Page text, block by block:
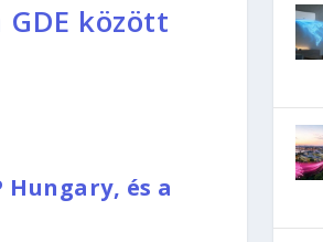
között
és a